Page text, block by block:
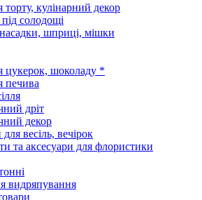
торту, кулінарний декор
солодощі
насадки, шприці, мішки
цукерок, шоколаду *
печива
дріт
декор
весіль, вечірок
та аксесуари для флористики
видряпування